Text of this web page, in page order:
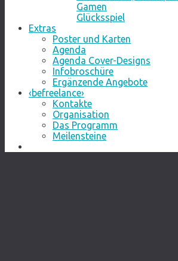
Gamen
Glücksspiel
Extras
Poster und Karten
Agenda
Agenda Cover-Designs
Infobroschüre
Ergänzende Angebote
‹befreelance›
Kontakte
Organisation
Das Programm
Meilensteine